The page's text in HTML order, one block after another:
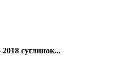
суглинок...